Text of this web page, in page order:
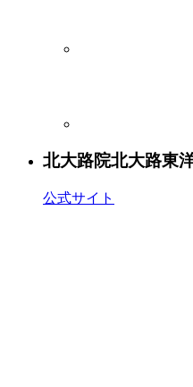
北大路院北大路東
公式サイト